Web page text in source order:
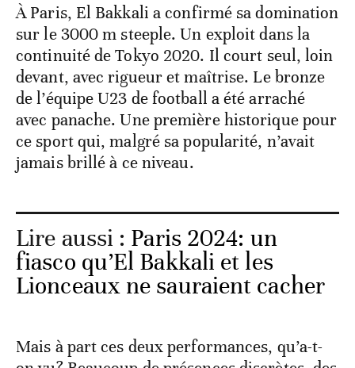
À Paris, El Bakkali a confirmé sa domination
sur le 3000 m steeple. Un exploit dans la
continuité de Tokyo 2020. Il court seul, loin
devant, avec rigueur et maîtrise. Le bronze
de l’équipe U23 de football a été arraché
avec panache. Une première historique pour
ce sport qui, malgré sa popularité, n’avait
jamais brillé à ce niveau.
Lire aussi : Paris 2024: un
fiasco qu’El Bakkali et les
Lionceaux ne sauraient cacher
Mais à part ces deux performances, qu’a-t-